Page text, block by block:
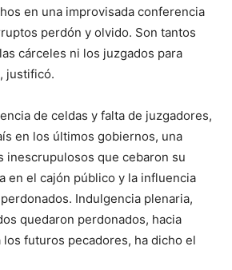
en una improvisada conferencia
perdón y olvido. Son tantos
cárceles ni los juzgados para
justificó.
de celdas y falta de juzgadores,
en los últimos gobiernos, una
inescrupulosos que cebaron su
en el cajón público y la influencia
Indulgencia plenaria,
quedaron perdonados, hacia
futuros pecadores, ha dicho el